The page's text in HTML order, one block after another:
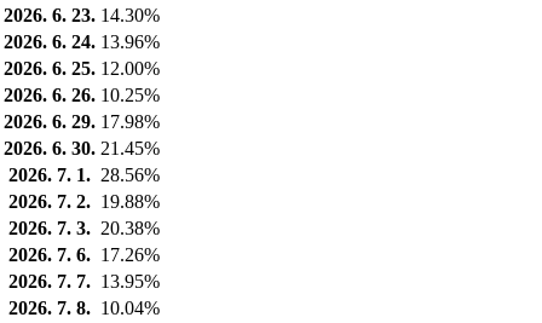
2026. 6. 23. 14.30%
2026. 6. 24. 13.96%
2026. 6. 25. 12.00%
2026. 6. 26. 10.25%
2026. 6. 29. 17.98%
2026. 6. 30. 21.45%
2026. 7. 1. 28.56%
2026. 7. 2. 19.88%
2026. 7. 3. 20.38%
2026. 7. 6. 17.26%
2026. 7. 7. 13.95%
2026. 7. 8. 10.04%